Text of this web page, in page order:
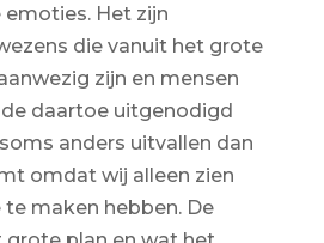
Het zijn
die vanuit het grote
zijn en mensen
daartoe uitgenodigd
anders uitvallen dan
omdat wij alleen zien
maken hebben. De